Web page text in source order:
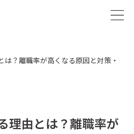
は？離職率が高くなる原因と対策・
理由とは？離職率が